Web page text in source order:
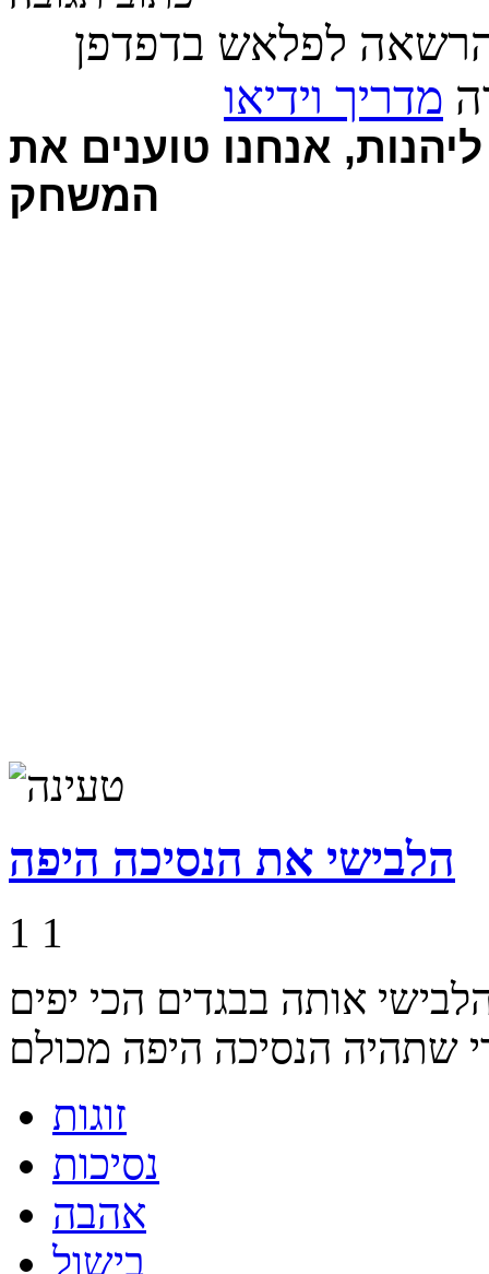
לפלאש בדפדפן
מדריך וידיאו
אנחנו טוענים את
המשחק
הלבישי את הנסיכה היפה
1 1
אותה בבגדים הכי יפים
זוגות
נסיכות
אהבה
בישול